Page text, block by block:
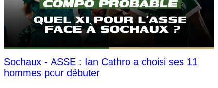
Sochaux - ASSE : Ian Cathro a choisi ses 11
hommes pour débuter